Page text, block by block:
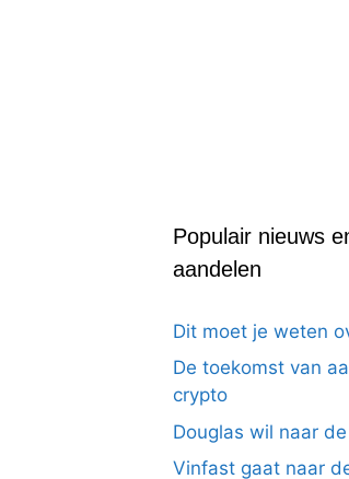
Populair nieuws
aandelen
Dit moet je weten
De toekomst van
crypto
Douglas wil naar
Vinfast gaat naar